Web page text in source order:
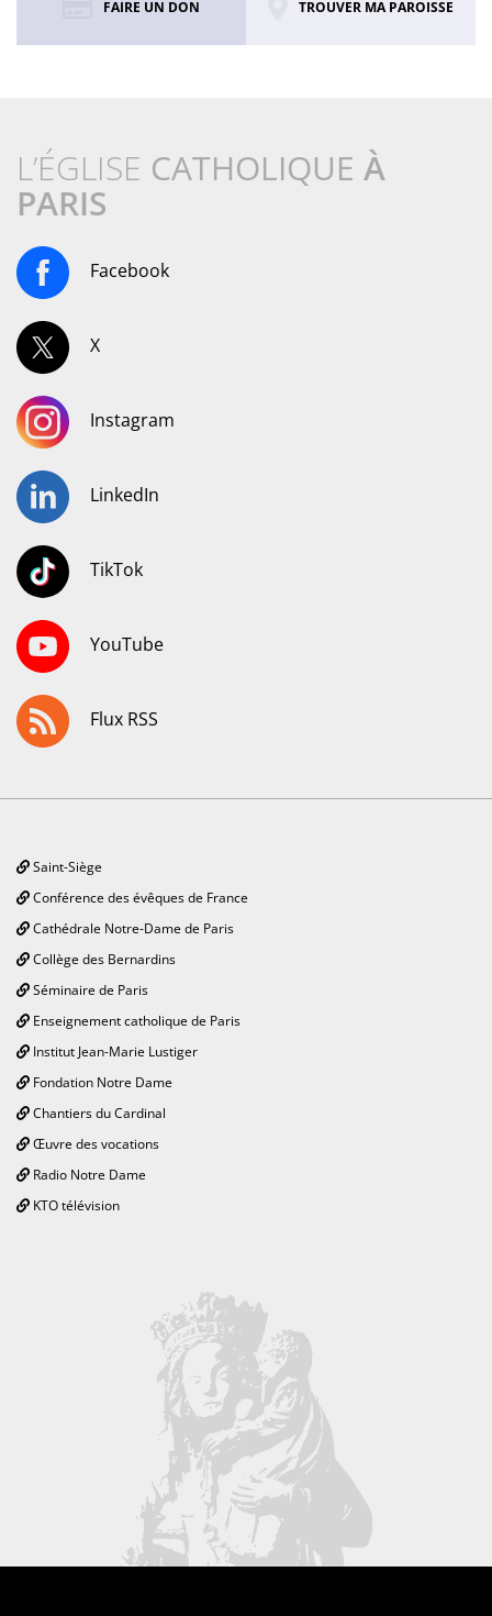
FAIRE UN DON TROUVER MA PAROISSE
L’ÉGLISE CATHOLIQUE À
PARIS
Facebook
X
Instagram
LinkedIn
TikTok
YouTube
Flux RSS
Saint-Siège
Conférence des évêques de France
Cathédrale Notre-Dame de Paris
Collège des Bernardins
Séminaire de Paris
Enseignement catholique de Paris
Institut Jean-Marie Lustiger
Fondation Notre Dame
Chantiers du Cardinal
Œuvre des vocations
Radio Notre Dame
KTO télévision